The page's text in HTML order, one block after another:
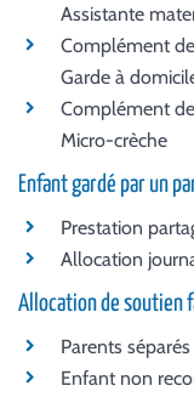
Assistante
Complément
Garde à
Complément
Micro-crèche
Enfant gardé par un
Prestation
Allocation
Allocation de soutien
Parents séparés
Enfant non